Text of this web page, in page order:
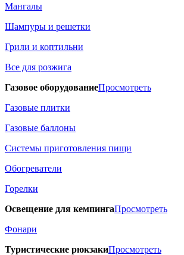
Мангалы
Шампуры и решетки
Грили и коптильни
Все для розжига
Газовое оборудованиеПросмотреть
Газовые плитки
Газовые баллоны
Системы приготовления пищи
Обогреватели
Горелки
Освещение для кемпингаПросмотреть
Фонари
Туристические рюкзакиПросмотреть